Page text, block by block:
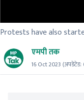
Protests have also
एमपी तक
16 Oct 2023 (अपडेटेड: